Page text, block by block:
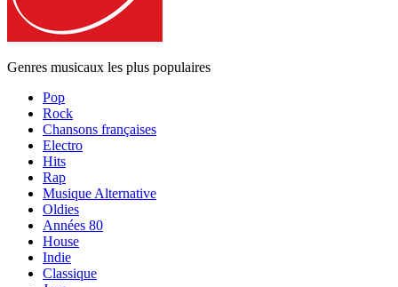
Genres musicaux les plus populaires
Pop
Rock
Chansons françaises
Electro
Hits
Rap
Musique Alternative
Oldies
Années 80
House
Indie
Classique